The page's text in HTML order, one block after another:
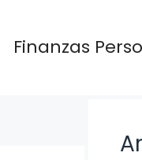
Finanzas